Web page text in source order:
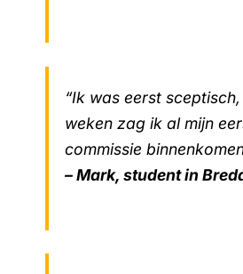
“Ik was eerst
weken zag ik al mijn
commissie
– Mark, student in